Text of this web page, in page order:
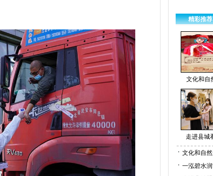
精彩推荐
文化和自
走进县城
文化和自
一泓碧水